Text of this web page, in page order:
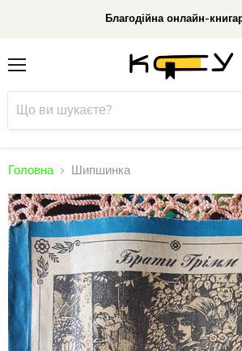
Благодійна онлайн-
Головна Шипшинка